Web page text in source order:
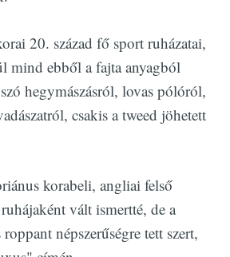
20. század fő sport ruházatai,
mind ebből a fajta anyagból
hegymászásról, lovas pólóról,
csakis a tweed jöhetett
korabeli, angliai felső
vált ismertté, de a
népszerűségre tett szert,